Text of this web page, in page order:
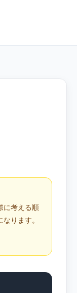
に考える順
ります。